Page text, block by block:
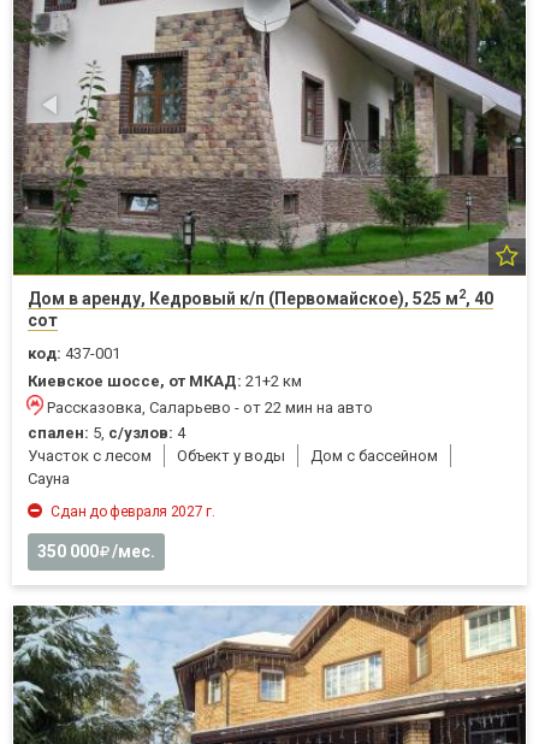
Дом в аренду, Кедровый к/п (Первомайское), 525 м2, 40
сот
код: 437-001
Киевское шоссе, от МКАД: 21+2 км
Рассказовка, Саларьево - от 22 мин на авто
спален: 5, с/узлов: 4
Участок с лесом
Объект у воды
Дом с бассейном
Cауна
Сдан до февраля 2027 г.
350 000 /мес.